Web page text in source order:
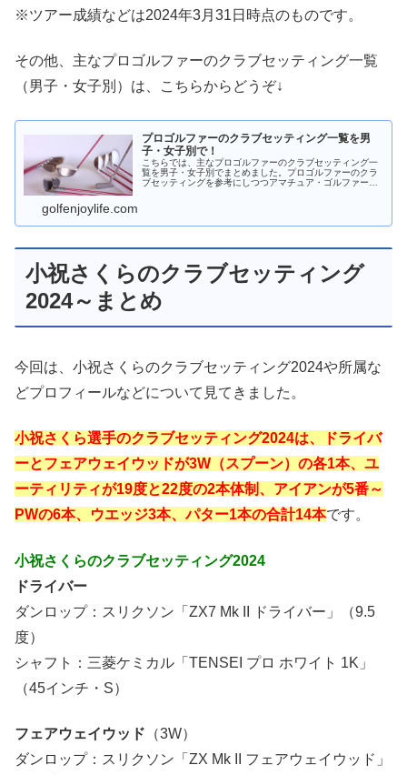
※ツアー成績などは2024年3月31日時点のものです。
その他、主なプロゴルファーのクラブセッティング一覧
（男子・女子別）は、こちらからどうぞ↓
プロゴルファーのクラブセッティング一覧を男
子・女子別で！
こちらでは、主なプロゴルファーのクラブセッティング一
覧を男子・女子別でまとめました。プロゴルファーのクラ
ブセッティングを参考にしつつアマチュア・ゴルファーも
golfenjoylife.com
小祝さくらのクラブセッティング
2024～まとめ
今回は、小祝さくらのクラブセッティング2024や所属な
どプロフィールなどについて見てきました。
小祝さくら選手のクラブセッティング2024は、ドライバ
ーとフェアウェイウッドが3W（スプーン）の各1本、ユ
ーティリティが19度と22度の2本体制、アイアンが5番～
PWの6本、ウエッジ3本、パター1本の合計14本です。
小祝さくらのクラブセッティング2024
ドライバー
ダンロップ：スリクソン「ZX7 Mk II ドライバー」（9.5
度）
シャフト：三菱ケミカル「TENSEI プロ ホワイト 1K」
（45インチ・S）
フェアウェイウッド （3W）
ダンロップ：スリクソン「ZX Mk II フェアウェイウッド」